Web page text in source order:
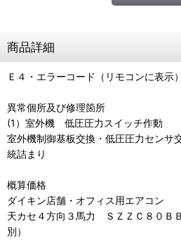
商品詳細
Ｅ４・エラーコード（リモコンに表示）
異常個所及び修理箇所
(1）室外機 低圧圧力スイッチ作動
室外機制御基板交換・低圧圧力センサ
統詰まり
概算価格
ダイキン店舗・オフィス用エアコン
天カセ４方向３馬力 ＳＺＺＣ８０
別）